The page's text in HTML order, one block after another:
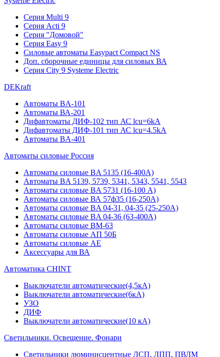
Серия Multi 9
Серия Acti 9
Серия "Домовой"
Серия Easy 9
Силовые автоматы Easypact Compact NS
Доп. сборочные единицы для силовых ВА
Серия City 9 Systeme Electric
DEKraft
Автоматы BA-101
Автоматы ВА-201
Дифавтоматы ДИФ-102 тип АС lcu=6kA
Дифавтоматы ДИФ-101 тип АС lcu=4.5kA
Автоматы BA-401
Автоматы силовые Россия
Автоматы силовые BA 5135 (16-400А)
Автоматы BA 5139, 5739, 5341, 5343, 5541, 5543
Автоматы силовые BA 5731 (16-100 А)
Автоматы силовые ВА 57ф35 (16-250А)
Автоматы силовые BA 04-31, 04-35 (25-250А)
Автоматы силовые BA 04-36 (63-400А)
Автоматы силовые ВМ-63
Автоматы силовые АП 50Б
Автоматы силовые АЕ
Аксессуары для ВА
Автоматика CHINT
Выключатели автоматические(4,5кА)
Выключатели автоматические(6кА)
УЗО
ДИФ
Выключатели автоматические(10 кА)
Светильники. Освещение. Фонари
Светильники люминисцентные ЛСП, ЛПП, ПВЛМ